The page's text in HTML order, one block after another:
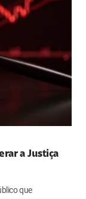
a Justiça
que